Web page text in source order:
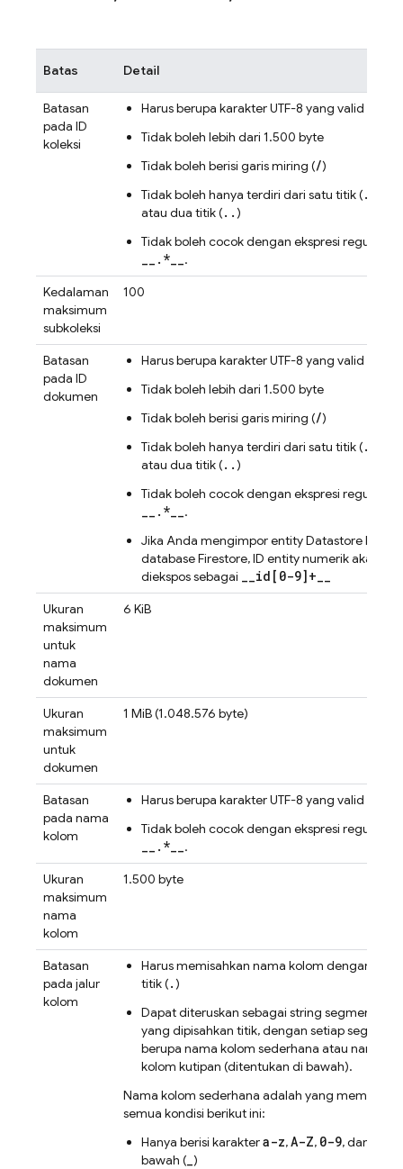
Batas Detail
Batasan
pada ID
koleksi
Harus berupa karakter UTF-8 yang valid
Tidak boleh lebih dari 1.500 byte
Tidak boleh berisi garis miring (/)
Tidak boleh hanya terdiri dari satu titik (.
atau dua titik (..)
Tidak boleh cocok dengan ekspresi reguler
__.*__.
Kedalaman
maksimum
subkoleksi
100
Batasan
pada ID
dokumen
Harus berupa karakter UTF-8 yang valid
Tidak boleh lebih dari 1.500 byte
Tidak boleh berisi garis miring (/)
Tidak boleh hanya terdiri dari satu titik (.
atau dua titik (..)
Tidak boleh cocok dengan ekspresi reguler
__.*__.
Jika Anda mengimpor entity Datastore ke
database Firestore, ID entity numerik akan
diekspos sebagai __id[0-9]+__
Ukuran
maksimum
untuk
nama
dokumen
6 KiB
Ukuran
maksimum
untuk
dokumen
1 MiB (1.048.576 byte)
Batasan
pada nama
kolom
Harus berupa karakter UTF-8 yang valid
Tidak boleh cocok dengan ekspresi reguler
__.*__.
Ukuran
maksimum
nama
kolom
1.500 byte
Batasan
pada jalur
kolom
Harus memisahkan nama kolom dengan satu
titik (.)
Dapat diteruskan sebagai string segmen (
yang dipisahkan titik, dengan setiap segmen
berupa nama kolom sederhana atau nama
kolom kutipan (ditentukan di bawah).
Nama kolom sederhana adalah yang memenuhi
semua kondisi berikut ini:
Hanya berisi karaktera-z,A-Z, 0-9, dan garis
bawah (_)